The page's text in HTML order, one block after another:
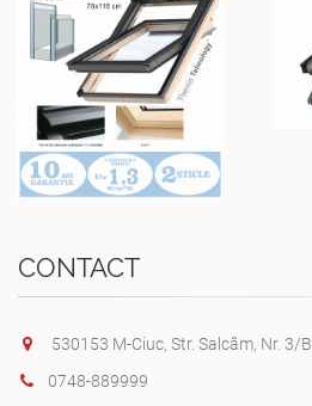
CONTACT
530153 M-Ciuc, Str. Salcâm, Nr. 3/B
0748-889999